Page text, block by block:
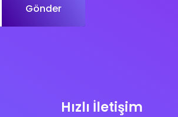
Gönder
Hızlı İletişim